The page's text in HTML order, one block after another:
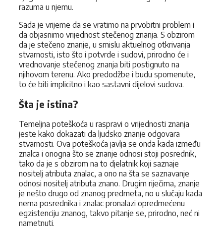
razuma u njemu.
Sada je vrijeme da se vratimo na prvobitni problem i
da objasnimo vrijednost stečenog znanja. S obzirom
da je stečeno znanje, u smislu aktuelnog otkrivanja
stvarnosti, isto što i potvrde i sudovi, prirodno će i
vrednovanje stečenog znanja biti postignuto na
njihovom terenu. Ako predodžbe i budu spomenute,
to će biti implicitno i kao sastavni dijelovi sudova.
Šta je istina?
Temeljna poteškoća u raspravi o vrijednosti znanja
jeste kako dokazati da ljudsko znanje odgovara
stvarnosti. Ova poteškoća javlja se onda kada između
znalca i onogna što se znanje odnosi stoji posrednik,
tako da je s obzirom na to djelatnik koji saznaje
nositelj atributa znalac, a ono na šta se saznavanje
odnosi nositelj atributa znano. Drugim riječima, znanje
je nešto drugo od znanog predmeta, no u slučaju kada
nema posrednika i znalac pronalazi opredmećenu
egzistenciju znanog, takvo pitanje se, prirodno, neć ni
nametnuti.